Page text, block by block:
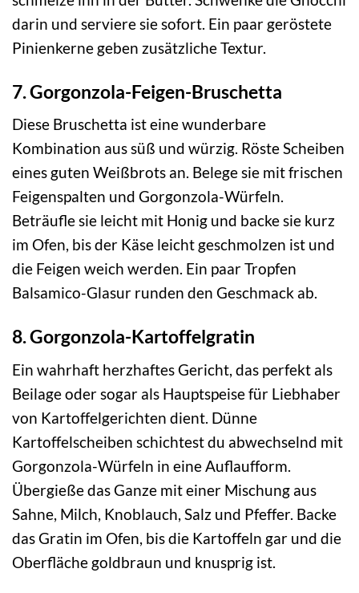
darin und serviere sie sofort. Ein paar geröstete
Pinienkerne geben zusätzliche Textur.
7. Gorgonzola-Feigen-Bruschetta
Diese Bruschetta ist eine wunderbare
Kombination aus süß und würzig. Röste Scheiben
eines guten Weißbrots an. Belege sie mit frischen
Feigenspalten und Gorgonzola-Würfeln.
Beträufle sie leicht mit Honig und backe sie kurz
im Ofen, bis der Käse leicht geschmolzen ist und
die Feigen weich werden. Ein paar Tropfen
Balsamico-Glasur runden den Geschmack ab.
8. Gorgonzola-Kartoffelgratin
Ein wahrhaft herzhaftes Gericht, das perfekt als
Beilage oder sogar als Hauptspeise für Liebhaber
von Kartoffelgerichten dient. Dünne
Kartoffelscheiben schichtest du abwechselnd mit
Gorgonzola-Würfeln in eine Auflaufform.
Übergieße das Ganze mit einer Mischung aus
Sahne, Milch, Knoblauch, Salz und Pfeffer. Backe
das Gratin im Ofen, bis die Kartoffeln gar und die
Oberfläche goldbraun und knusprig ist.